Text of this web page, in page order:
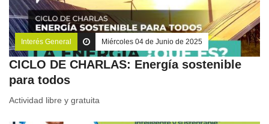
Interés General Miércoles 04 de Junio de 2025
CICLO DE CHARLAS: Energía sostenible
para todos
Actividad libre y gratuita